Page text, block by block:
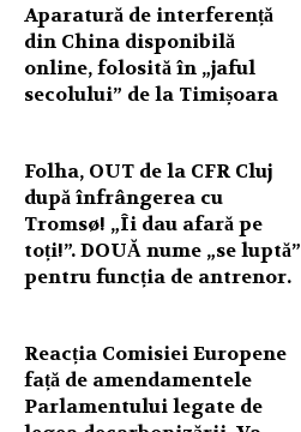
Aparatură de interferență
din China disponibilă
online, folosită în „jaful
secolului” de la Timișoara
Folha, OUT de la CFR Cluj
după înfrângerea cu
Tromsø! „Îi dau afară pe
toți!”. DOUĂ nume „se luptă”
pentru funcția de antrenor.
Reacția Comisiei Europene
față de amendamentele
Parlamentului legate de